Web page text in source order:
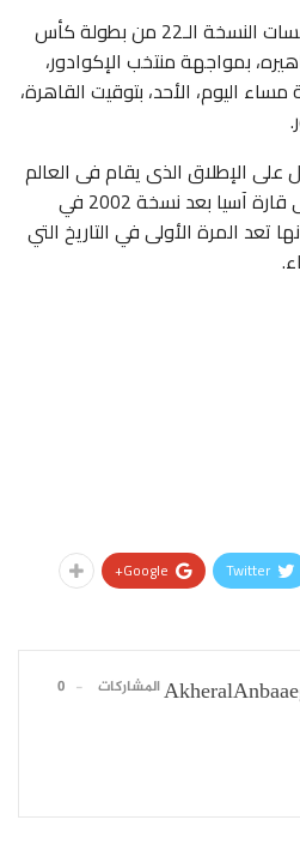
يقص منتخب قطر شريط منافسات النسخة الـ22 من بطولة كأس
بمواجهة منتخب الإكوادور،
اليوم، الأحد، بتوقيت القاهرة،
2022 هو الأول على الإطلاق الذى يقام فى العالم
العربي، والثانى الذى يقام فى قارة آسيا بعد نسخة 2002 في
تعد المرة الأولى في التاريخ التي
Twitter
Google+
0